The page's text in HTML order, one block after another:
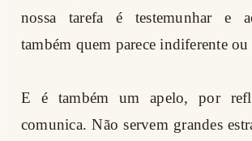
nossa tarefa é testemunhar e
também quem parece indiferente
E é também um apelo, por
comunica. Não servem grandes